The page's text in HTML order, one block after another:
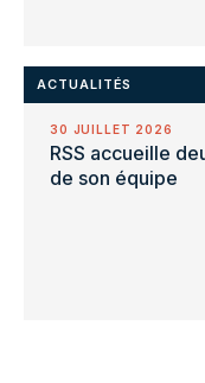
ACTUALITÉS
30 JUILLET 2026
RSS accueille
de son équipe